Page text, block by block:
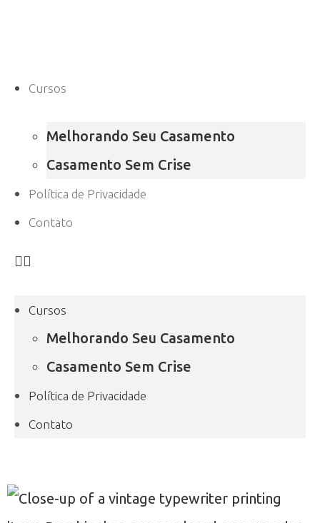
Cursos
Melhorando Seu Casamento
Casamento Sem Crise
Política de Privacidade
Contato
Cursos
Melhorando Seu Casamento
Casamento Sem Crise
Política de Privacidade
Contato